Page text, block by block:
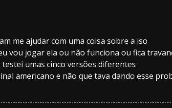
me ajudar com uma coisa sobre a iso
vou jogar ela ou não funciona ou fica
umas cinco versões diferentes
americano e não que tava dando esse